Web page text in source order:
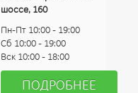
шоссе, 160
Пн-Пт 10:00 - 19:00
Сб 10:00 - 19:00
Вск 10:00 - 18:00
ПОДРОБНЕЕ